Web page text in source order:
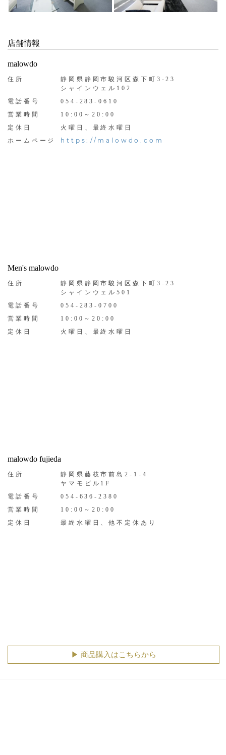
店舗情報
malowdo
住所
静岡県静岡市駿河区森下町3-23
シャインウェル102
電話番号
054-283-0610
営業時間
10:00～20:00
定休日
火曜日、最終水曜日
ホームページ
https://malowdo.com
Men's malowdo
住所
静岡県静岡市駿河区森下町3-23
シャインウェル501
電話番号
054-283-0700
営業時間
10:00～20:00
定休日
火曜日、最終水曜日
malowdo fujieda
住所
静岡県藤枝市前島2-1-4
ヤマモビル1F
電話番号
054-636-2380
営業時間
10:00～20:00
定休日
最終水曜日、他不定休あり
▶︎ 商品購入はこちらから